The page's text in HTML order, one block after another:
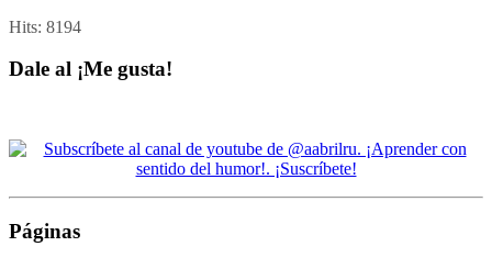
Hits: 8194
Dale al ¡Me gusta!
Páginas